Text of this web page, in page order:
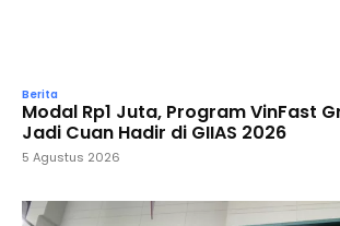
Berita
Modal Rp1 Juta, Program VinFast
Jadi Cuan Hadir di GIIAS 2026
5 Agustus 2026